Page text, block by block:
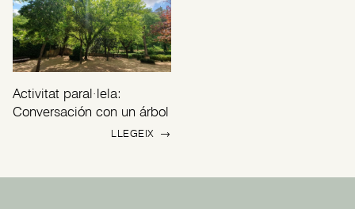
Activitat paral·lela:
Conversación con un árbol
LLEGEIX →